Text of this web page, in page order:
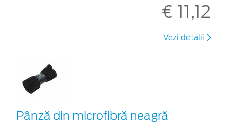
€ 11,12
Vezi detalii
Pânză din microfibră neagră